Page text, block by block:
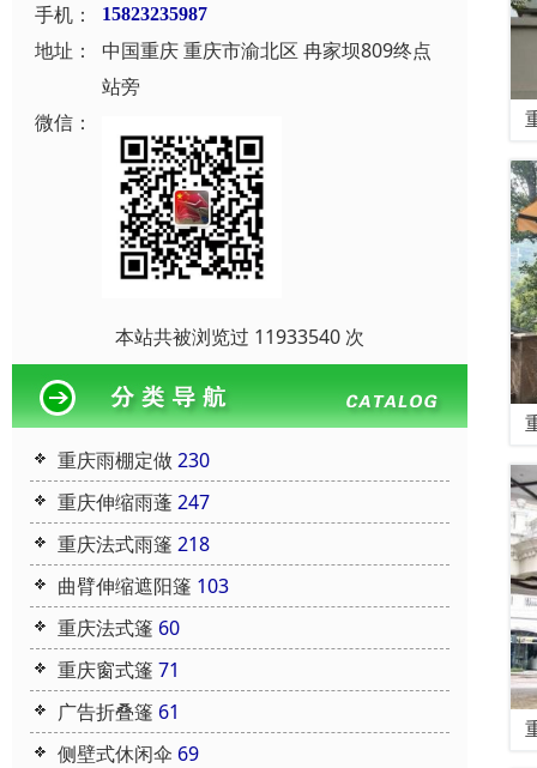
手机：
15823235987
地址：
中国重庆 重庆市渝北区 冉家坝809终点
站旁
微信：
本站共被浏览过 11933540 次
重庆雨棚定做230
重庆伸缩雨蓬247
重庆法式雨篷 218
曲臂伸缩遮阳篷 103
重庆法式篷 60
重庆窗式篷 71
广告折叠篷 61
侧壁式休闲伞 69